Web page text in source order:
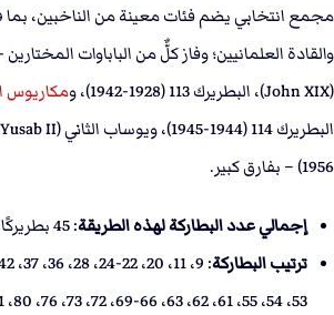
مجمع انتخابي يضم فئات معينة من الناخبين، بما
والقادة العلمانيين؛ وفاز كلٌّ من الباباوات المختارين
(John XIX)، البطريرك 113 (1928-1942)، و
مكاريوس
1956) – بفارق كبير.
إجمالي عدد البطاركة لهذه الطريقة: 45 بطريركًا.
ترتيب البطاركة